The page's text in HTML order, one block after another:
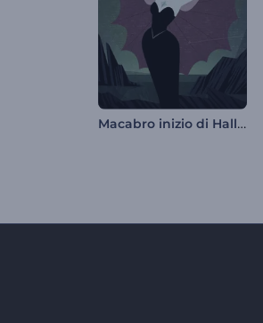
Macabro inizio di Halloween